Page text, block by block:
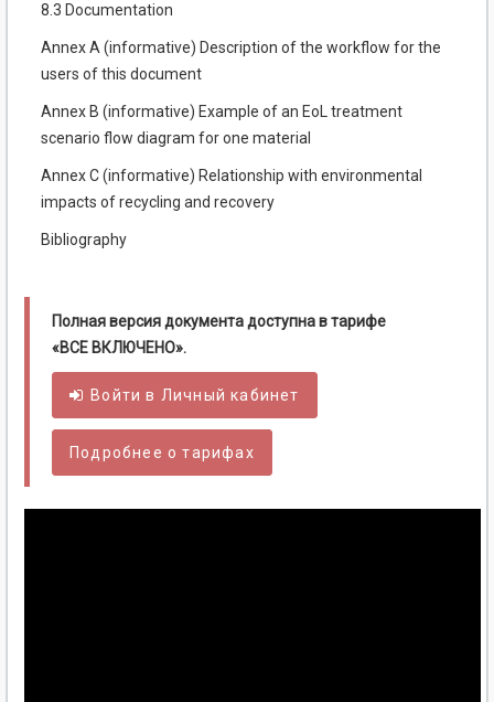
8.3 Documentation
Annex A (informative) Description of the workflow for the
users of this document
Annex В (informative) Example of an EoL treatment
scenario flow diagram for one material
Annex C (informative) Relationship with environmental
impacts of recycling and recovery
Bibliography
Полная версия документа доступна в тарифе
«ВСЕ ВКЛЮЧЕНО».
Войти в Личный кабинет
Подробнее о тарифах